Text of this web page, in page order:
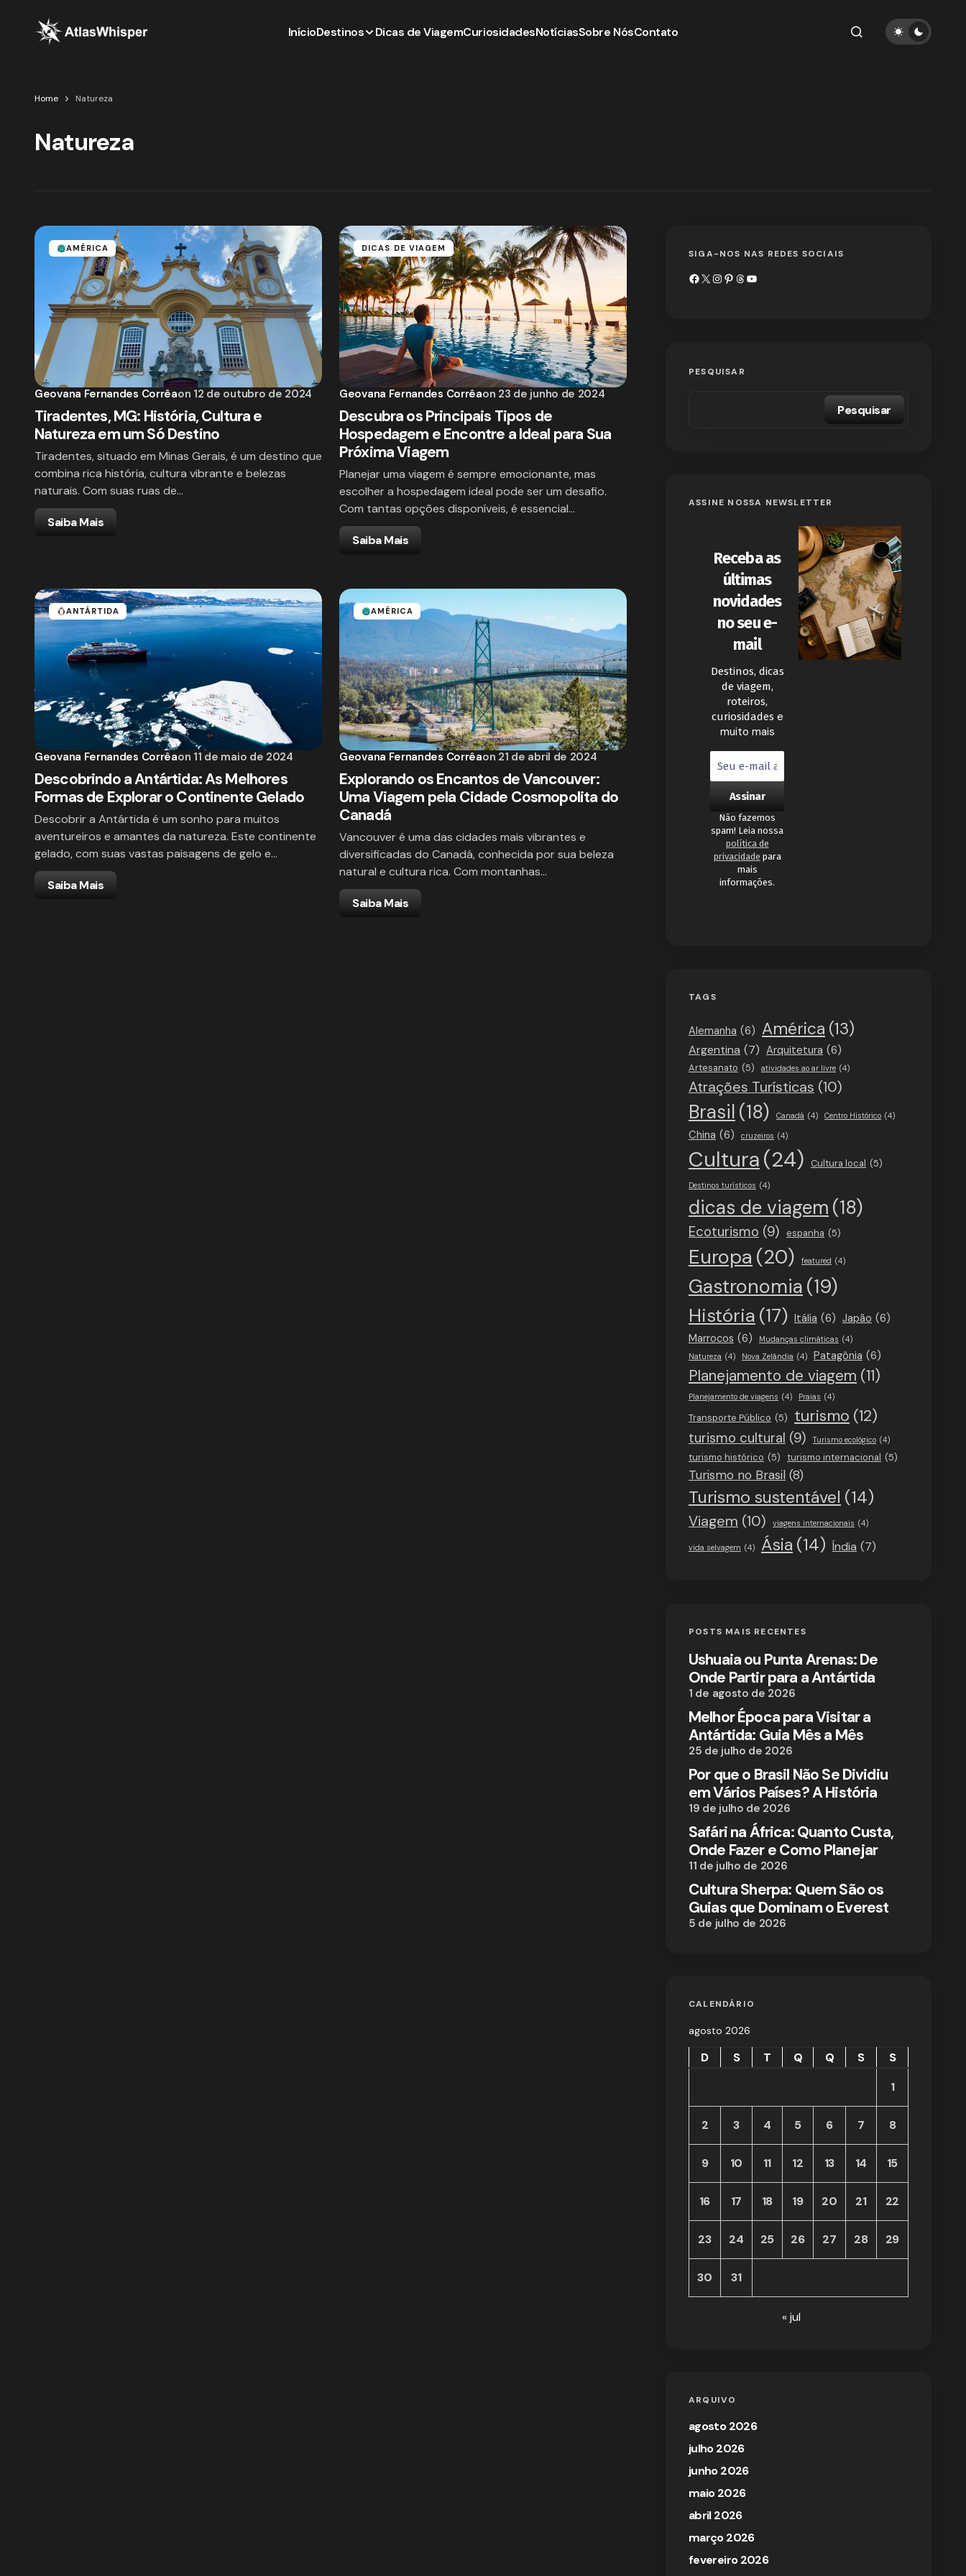
InícioDestinos Dicas de ViagemCuriosidadesNotíciasSobre NósContato
Home Natureza
Natureza
AMÉRICA
Geovana Fernandes Corrêaon 12 de outubro de 2024
Tiradentes, MG: História, Cultura e
Natureza em um Só Destino
Tiradentes, situado em Minas Gerais, é um destino que
combina rica história, cultura vibrante e belezas
naturais. Com suas ruas de…
Saiba Mais
DICAS DE VIAGEM
Geovana Fernandes Corrêaon 23 de junho de 2024
Descubra os Principais Tipos de
Hospedagem e Encontre a Ideal para Sua
Próxima Viagem
Planejar uma viagem é sempre emocionante, mas
escolher a hospedagem ideal pode ser um desafio.
Com tantas opções disponíveis, é essencial…
Saiba Mais
ANTÁRTIDA
Geovana Fernandes Corrêaon 11 de maio de 2024
Descobrindo a Antártida: As Melhores
Formas de Explorar o Continente Gelado
Descobrir a Antártida é um sonho para muitos
aventureiros e amantes da natureza. Este continente
gelado, com suas vastas paisagens de gelo e…
Saiba Mais
AMÉRICA
Geovana Fernandes Corrêaon 21 de abril de 2024
Explorando os Encantos de Vancouver:
Uma Viagem pela Cidade Cosmopolita do
Canadá
Vancouver é uma das cidades mais vibrantes e
diversificadas do Canadá, conhecida por sua beleza
natural e cultura rica. Com montanhas…
Saiba Mais
SIGA-NOS NAS REDES SOCIAIS
PESQUISAR
Pesquisar
ASSINE NOSSA NEWSLETTER
Receba as
últimas
novidades
no seu e-
mail
Destinos, dicas
de viagem,
roteiros,
curiosidades e
muito mais
Não fazemos
spam! Leia nossa
política de
privacidade para
mais
informações.
TAGS
Alemanha (6) América (13)
Argentina (7) Arquitetura (6)
Artesanato (5) atividades ao ar livre (4)
Atrações Turísticas (10)
Brasil (18) Canadá (4) Centro Histórico (4)
China (6) cruzeiros (4)
Cultura(24) Cultura local (5)
Destinos turísticos (4)
dicas de viagem (18)
Ecoturismo (9) espanha (5)
Europa (20) featured (4)
Gastronomia (19)
História (17) Itália (6) Japão (6)
Marrocos (6) Mudanças climáticas (4)
Natureza (4) Nova Zelândia (4) Patagônia (6)
Planejamento de viagem (11)
Planejamento de viagens (4) Praias (4)
Transporte Público (5) turismo (12)
turismo cultural (9) Turismo ecológico (4)
turismo histórico (5) turismo internacional (5)
Turismo no Brasil (8)
Turismo sustentável (14)
Viagem (10) viagens internacionais (4)
vida selvagem (4) Ásia (14) Índia (7)
POSTS MAIS RECENTES
Ushuaia ou Punta Arenas: De
Onde Partir para a Antártida
1 de agosto de 2026
Melhor Época para Visitar a
Antártida: Guia Mês a Mês
25 de julho de 2026
Por que o Brasil Não Se Dividiu
em Vários Países? A História
19 de julho de 2026
Safári na África: Quanto Custa,
Onde Fazer e Como Planejar
11 de julho de 2026
Cultura Sherpa: Quem São os
Guias que Dominam o Everest
5 de julho de 2026
CALENDÁRIO
agosto 2026
D S T Q Q S
S
1
2 3 4 5 6 7 8
9 10 11 12 13 14 15
16 17 18 19 20 21 22
23 24 25 26 27 28 29
30 31
« jul
ARQUIVO
agosto 2026
julho 2026
junho 2026
maio 2026
abril 2026
março 2026
fevereiro 2026